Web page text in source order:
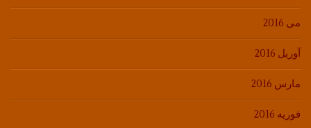
می 2016
آوریل 2016
مارس 2016
فوریه 2016